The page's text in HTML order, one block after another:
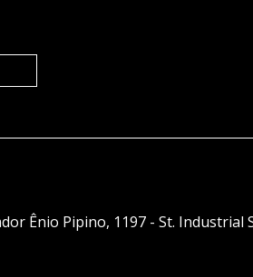
Ênio Pipino, 1197 - St. Industrial